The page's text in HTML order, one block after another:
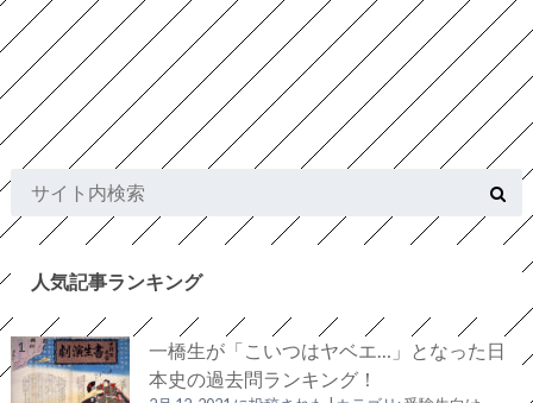
人気記事ランキング
一橋生が「こいつはヤベエ…」となった日
本史の過去問ランキング！